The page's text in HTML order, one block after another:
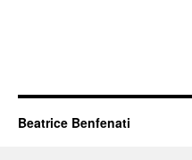
Beatrice Benfenati